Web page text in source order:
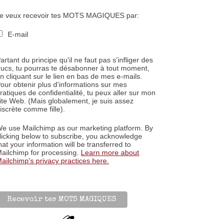
veux recevoir tes MOTS MAGIQUES par:
E-mail
du principe qu'il ne faut pas s'infliger des
tu pourras te désabonner à tout moment,
cliquant sur le lien en bas de mes e-mails.
obtenir plus d'informations sur mes
de confidentialité, tu peux aller sur mon
Web. (Mais globalement, je suis assez
comme fille).
use Mailchimp as our marketing platform. By
below to subscribe, you acknowledge
your information will be transferred to
for processing. Learn more about
privacy practices here.